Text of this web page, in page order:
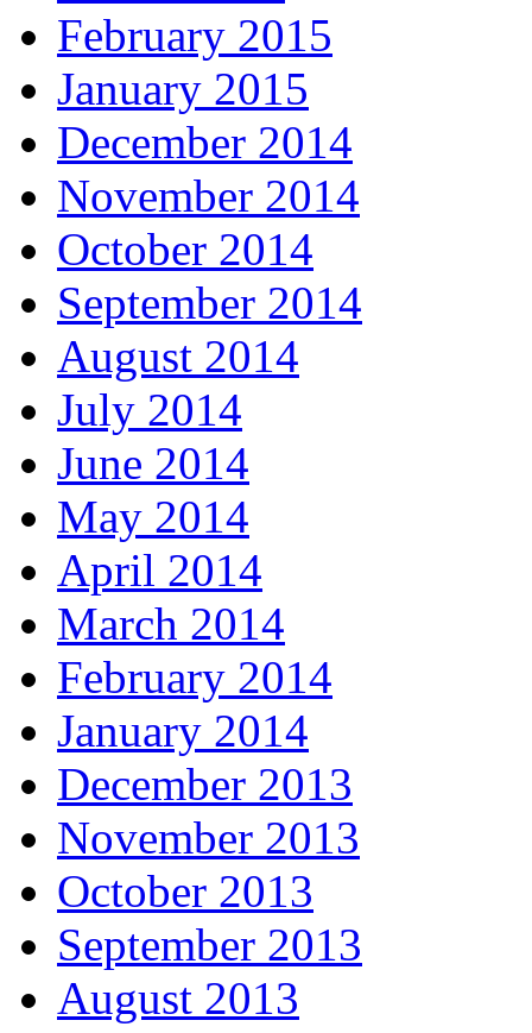
February 2015
January 2015
December 2014
November 2014
October 2014
September 2014
August 2014
July 2014
June 2014
May 2014
April 2014
March 2014
February 2014
January 2014
December 2013
November 2013
October 2013
September 2013
August 2013